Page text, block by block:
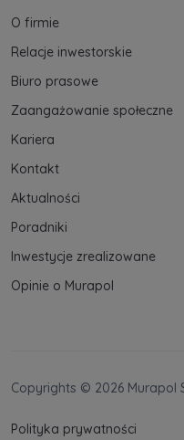
tym jak
cookies i jakie
O firmie
Relacje inwestorskie
Biuro prasowe
Zaangażowanie społeczne
Kariera
Kontakt
Aktualności
Poradniki
Inwestycje zrealizowane
Opinie o Murapol
Copyrights © 2026 Murapol
Polityka prywatności